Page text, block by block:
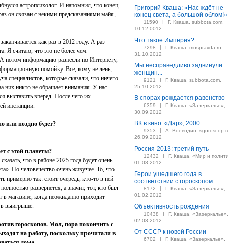
астропсихолог. И напомнил, что конец
он связан с некими предсказаниями майя,
как раз в 2012 году. А раз
Я считаю, что это не более чем
потом информацию разнесли по Интернету,
помойку. Все, кому не лень,
специалистов, которые сказали, что ничего
них никто не обращает внимания. У нас
выставить вперед. После чего их
инстанции.
поздно будет?
с этой планеты?
что в районе 2025 года будет очень
Но человечество очень живучее. То, что
примерно так: стоит очередь, кто-то в ней
развернется, а значит, тот, кто был
в магазине, когда неожиданно приходит
в выигрыше.
гороскопов. Мол, пора покончить с
на работу, поскольку прочитали в
Григорий Кваша: «Нас ждёт не
конец света, а большой облом!»
11590 |
Г. Кваша, subbota.com,
10.12.0012
Что такое Империя?
7298 |
Г. Кваша, mospravda.ru,
31.10.2012
Мы несправедливо задвинули
женщин...
9121 |
Г. Кваша, subbota.com,
25.10.2012
В спорах рождается равенство
6359 |
Г. Кваша, «Зазеркалье»,
30.09.2012
ВК в кино: «Дар», 2000
9353 |
А. Воеводин,
26.09.2012
Россия-2013: третий путь
12432 |
Г. Кваша, «Мир и
01.08.2012
Герои ушедшего года в
соответствии с гороскопом
8172 |
Г. Кваша, «Зазеркалье»,
01.02.2012
Объективность рождения
10438 |
Г. Кваша, «Зазеркалье»,
02.08.2012
От СССР к новой России
6702 | Г. Кваша, «Зазеркалье»,